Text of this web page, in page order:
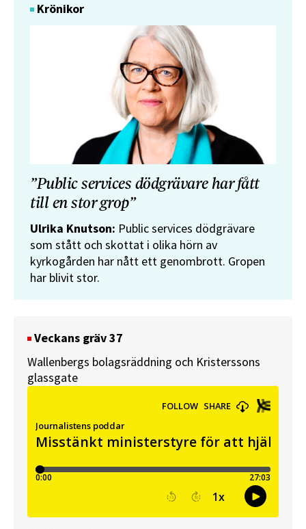
Krönikor
”Public services dödgrävare har fått
till en stor grop”
Ulrika Knutson: Public services dödgrävare
som stått och skottat i olika hörn av
kyrkogården har nått ett genombrott. Gropen
har blivit stor.
Veckans gräv 37
Wallenbergs bolagsräddning och Kristerssons
glassgate